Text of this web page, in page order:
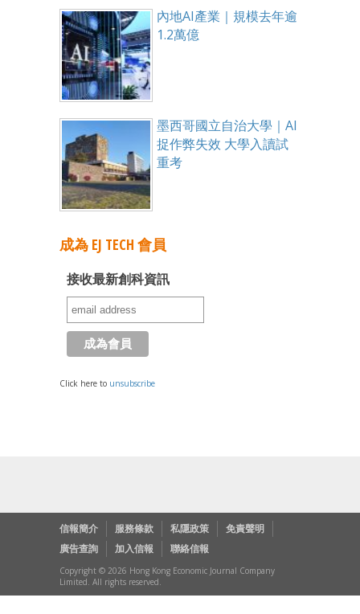
內地AI產業｜規模去年逾
1.2萬億
墨西哥國立自治大學｜AI
捉作弊失效 大學入讀試
重考
成為 EJ TECH 會員
接收最新創科資訊
Click here to unsubscribe
信報簡介 服務條款 私隱政策
免責聲明
廣告查詢
加入信報 聯絡信報
Copyright © 2026 Hong Kong Economic Journal Company
Limited. All rights reserved.